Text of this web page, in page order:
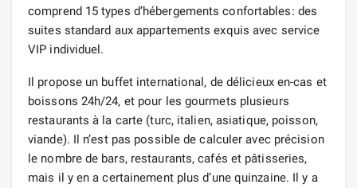
comprend 15 types d’hébergements confortables: des
suites standard aux appartements exquis avec service
VIP individuel.
Il propose un buffet international, de délicieux en-cas et
boissons 24h/24, et pour les gourmets plusieurs
restaurants à la carte (turc, italien, asiatique, poisson,
viande). Il n’est pas possible de calculer avec précision
le nombre de bars, restaurants, cafés et pâtisseries,
mais il y en a certainement plus d’une quinzaine. Il y a